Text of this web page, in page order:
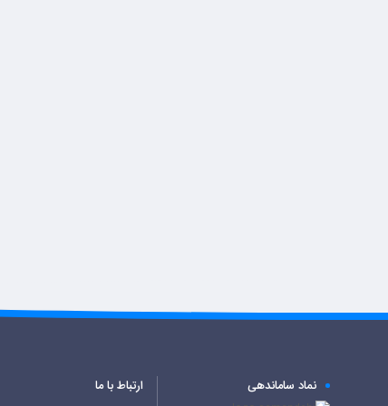
نماد ساماندهی ارتباط با ما